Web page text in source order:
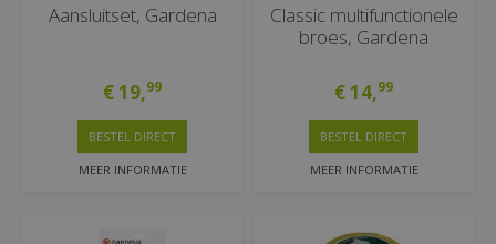
Aansluitset, Gardena
€19,99
MEER INFORMATIE
BESTEL DIRECT
Classic multifunctionele
broes, Gardena
€14,99
MEER INFORMATIE
BESTEL DIRECT